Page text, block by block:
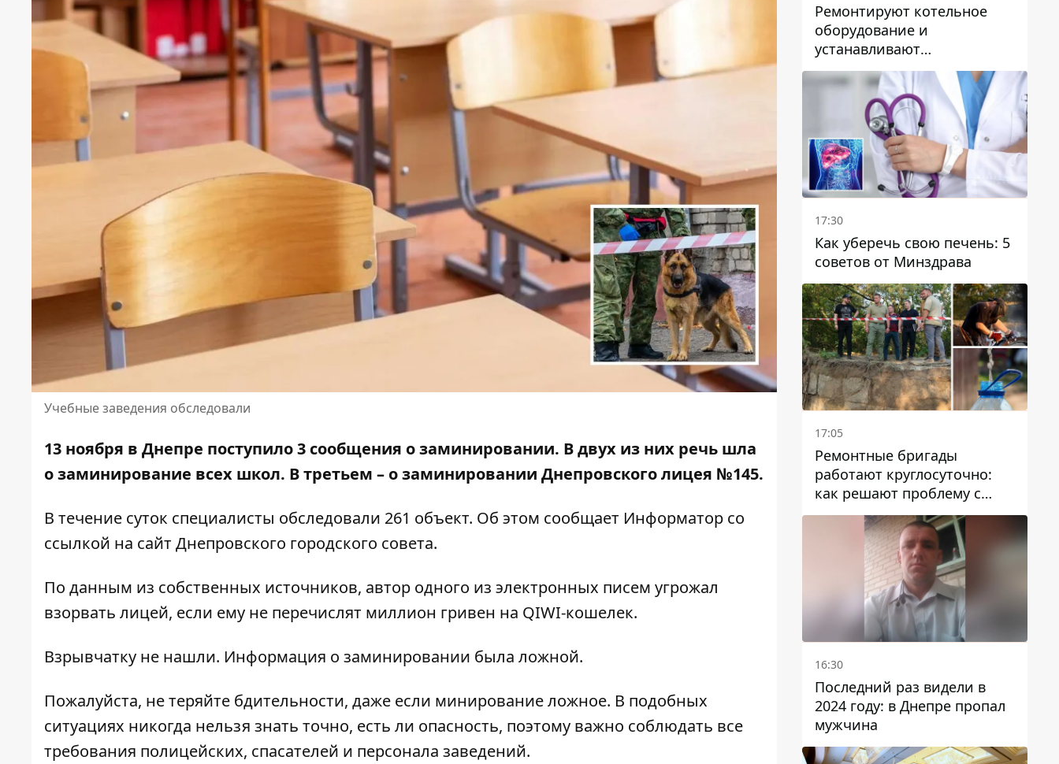
Учебные заведения обследовали
13 ноября в Днепре поступило 3 сообщения о заминировании. В двух из них речь шла
озаминирование всех школ. В третьем – о заминировании Днепровского лицея №145.
В течение суток специалисты обследовали 261 объект. Об этом сообщает Информатор со
ссылкой на сайт Днепровского городского совета.
По данным из собственных источников, автор одного из электронных писем угрожал
взорвать лицей, если ему не перечислят миллион гривен на QIWI-кошелек.
Взрывчатку не нашли. Информация о заминировании была ложной.
Пожалуйста, не теряйте бдительности, даже если минирование ложное. В подобных
ситуациях никогда нельзя знать точно, есть ли опасность, поэтому важно соблюдать все
требования полицейских, спасателей и персонала заведений.
Ремонтируют котельное
оборудование и
устанавливают
генераторные установки:
как в Днепре готовятся к
отопительному сезону
17:30
Как уберечь свою печень: 5
советов от Минздрава
17:05
Ремонтные бригады
работают круглосуточно:
как решают проблему с
водой в Марганецкой
громаде
16:30
Последний раз видели в
2024 году: в Днепре пропал
мужчина